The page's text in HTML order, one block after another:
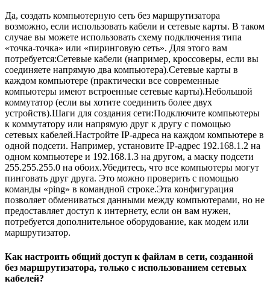
Да, создать компьютерную сеть без маршрутизатора
возможно, если использовать кабели и сетевые карты. В таком
случае вы можете использовать схему подключения типа
«точка-точка» или «пиринговую сеть». Для этого вам
потребуется:Сетевые кабели (например, кроссоверы, если вы
соединяете напрямую два компьютера).Сетевые карты в
каждом компьютере (практически все современные
компьютеры имеют встроенные сетевые карты).Небольшой
коммутатор (если вы хотите соединить более двух
устройств).Шаги для создания сети:Подключите компьютеры
к коммутатору или напрямую друг к другу с помощью
сетевых кабелей.Настройте IP-адреса на каждом компьютере в
одной подсети. Например, установите IP-адрес 192.168.1.2 на
одном компьютере и 192.168.1.3 на другом, а маску подсети
255.255.255.0 на обоих.Убедитесь, что все компьютеры могут
пинговать друг друга. Это можно проверить с помощью
команды «ping» в командной строке.Эта конфигурация
позволяет обмениваться данными между компьютерами, но не
предоставляет доступ к интернету, если он вам нужен,
потребуется дополнительное оборудование, как модем или
маршрутизатор.
Как настроить общий доступ к файлам в сети, созданной
без маршрутизатора, только с использованием сетевых
кабелей?